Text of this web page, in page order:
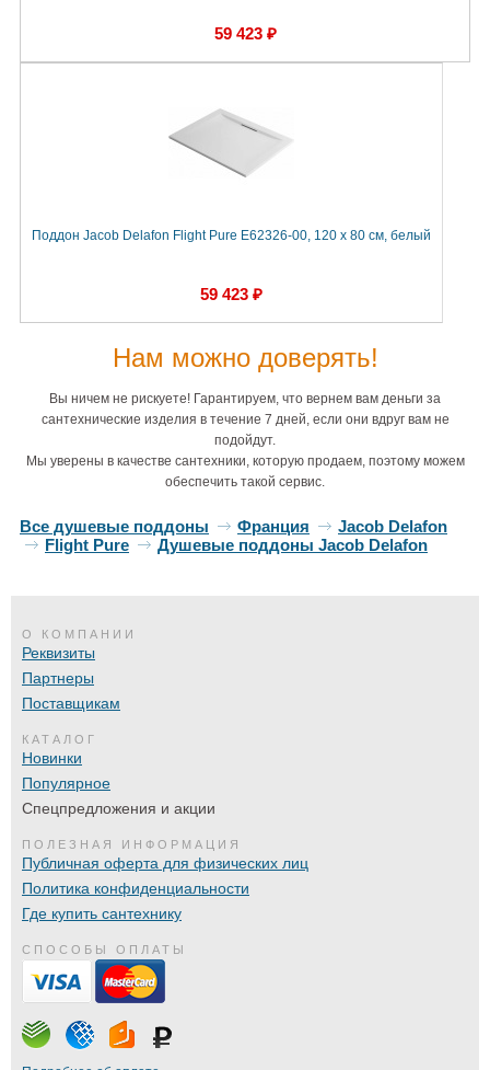
59 423 ₽
Поддон Jacob Delafon Flight Pure E62326-00, 120 x 80 см, белый
59 423 ₽
Нам можно доверять!
Вы ничем не рискуете! Гарантируем, что вернем вам деньги за
сантехнические изделия в течение 7 дней, если они вдруг вам не
подойдут.
Мы уверены в качестве сантехники, которую продаем, поэтому можем
обеспечить такой сервис.
Все душевые поддоны Франция
Jacob Delafon
Flight Pure
Душевые поддоны Jacob Delafon
О КОМПАНИИ
Реквизиты
Партнеры
Поставщикам
КАТАЛОГ
Новинки
Популярное
Спецпредложения и акции
ПОЛЕЗНАЯ ИНФОРМАЦИЯ
Публичная оферта для физических лиц
Политика конфиденциальности
Где купить сантехнику
СПОСОБЫ ОПЛАТЫ